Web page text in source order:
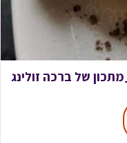
_מתכון של ברכה זולינג